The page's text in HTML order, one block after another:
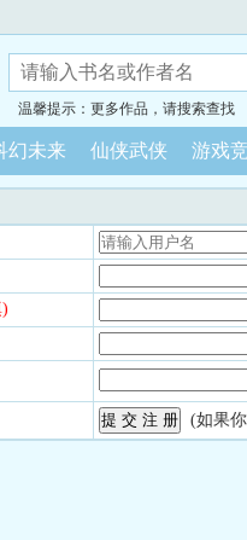
温馨提示：更多作品，请搜索查找
幻未来 仙侠武侠 游戏
(如果